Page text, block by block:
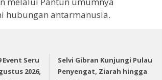
hubungan antarmanusia.
Event Seru
2026,
Selvi Gibran Kunjungi Pulau
Penyengat, Ziarah hingga